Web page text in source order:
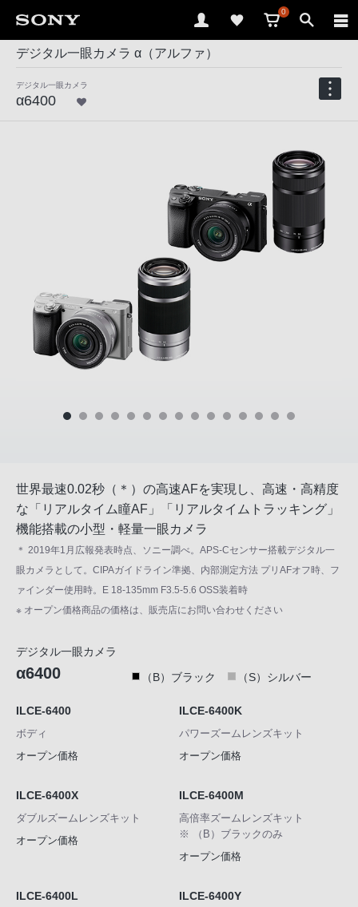
0
デジタル一眼カメラ α（アルファ）
デジタル一眼カメラ
α6400
世界最速0.02秒（＊）の高速AFを実現し、高速・高精度
な「リアルタイム瞳AF」「リアルタイムトラッキング」
機能搭載の小型・軽量一眼カメラ
＊ 2019年1月広報発表時点、ソニー調べ。APS-Cセンサー搭載デジタル一
眼カメラとして。CIPAガイドライン準拠、内部測定方法 プリAFオフ時、フ
ァインダー使用時。E 18-135mm F3.5-5.6 OSS装着時
※ オープン価格商品の価格は、販売店にお問い合わせください
デジタル一眼カメラ
α6400 （B）ブラック （S）シルバー
ILCE-6400
ボディ
オープン価格
ILCE-6400K
パワーズームレンズキット
オープン価格
ILCE-6400X
ダブルズームレンズキット
オープン価格
ILCE-6400M
高倍率ズームレンズキット
※ （B）ブラックのみ
オープン価格
ILCE-6400L ILCE-6400Y